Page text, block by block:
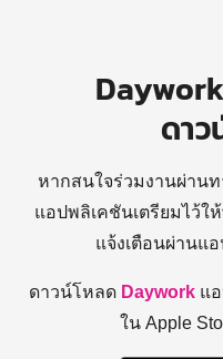
ดา
หากสนใจร่วมงานผ่านท
แอปพลิเคชันเตรียมไว้ใ
แจ้งเตือนผ่านแ
ดาวน์โหลด Daywork แ
ใน Apple